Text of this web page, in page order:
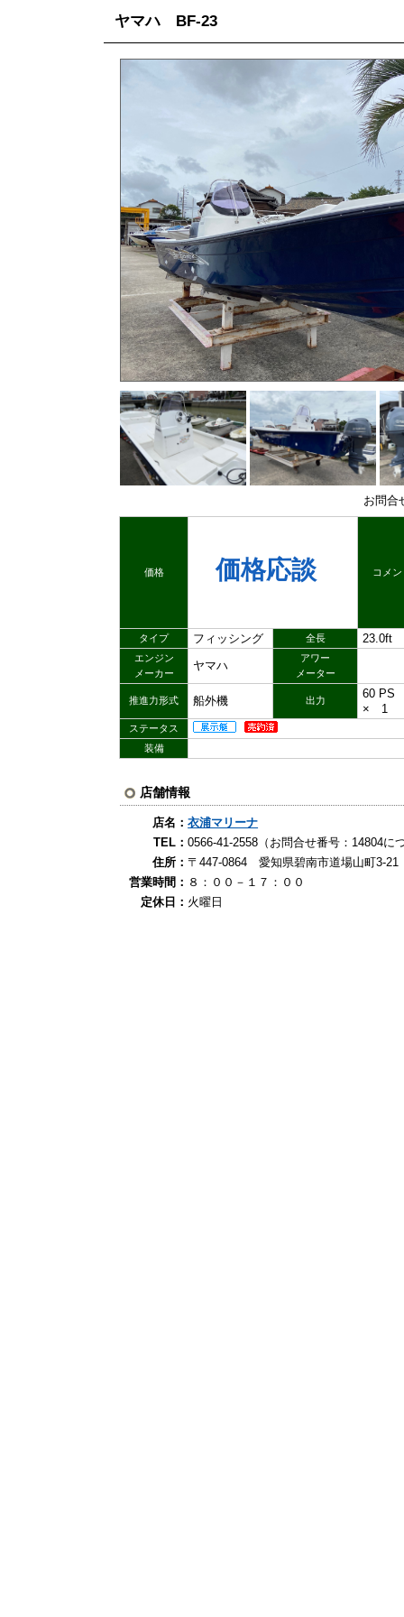
ヤマハ BF-23
お問
価格 価格応談 コメン
タイプ フィッシング 全長 23.0ft
エンジン
メーカー
ヤマハ
アワー
メーター
推進力形式 船外機 出力
60
× 1
ステータス
装備
店舗情報
店名：衣浦マリーナ
TEL：0566-41-2558（お問合せ番号：14804に
住所：〒447-0864 愛知県碧南市道場山町3-21
営業時間： ８：００－１７：００
定休日： 火曜日